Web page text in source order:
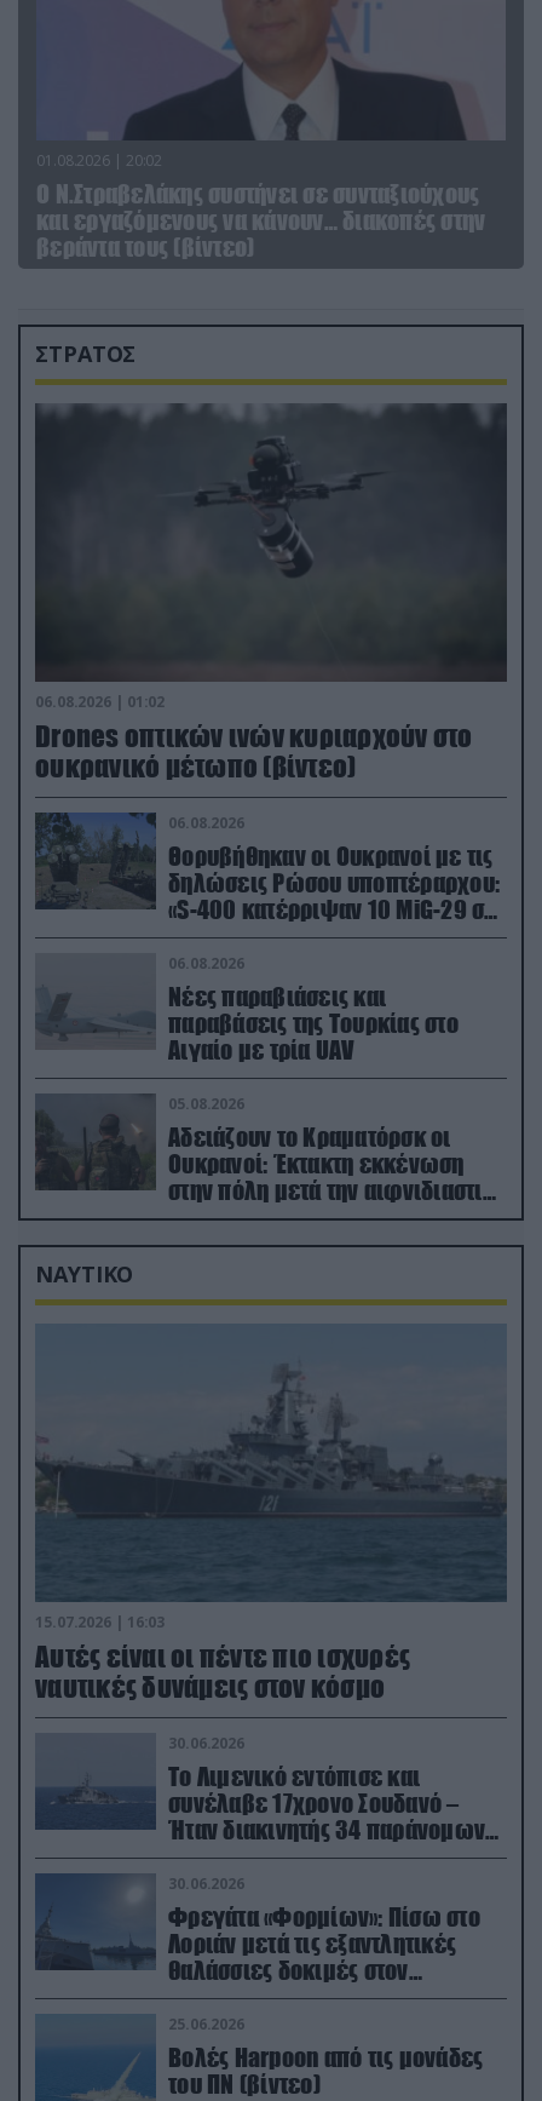
01.08.2026 | 20:02
Ο Ν.Στραβελάκης συστήνει σε συνταξιούχους
και εργαζόμενους να κάνουν… διακοπές στην
βεράντα τους (βίντεο)
ΣΤΡΑΤΟΣ
06.08.2026 | 01:02
Drones οπτικών ινών κυριαρχούν στο
ουκρανικό μέτωπο (βίντεο)
06.08.2026
Θορυβήθηκαν οι Ουκρανοί με τις
δηλώσεις Ρώσου υποπτέραρχου:
«S-400 κατέρριψαν 10 MiG-29 σε
μόλις μια μέρα!»
06.08.2026
Νέες παραβιάσεις και
παραβάσεις της Τουρκίας στο
Αιγαίο με τρία UAV
05.08.2026
Αδειάζουν το Κραματόρσκ οι
Ουκρανοί: Έκτακτη εκκένωση
στην πόλη μετά την αιφνιδιαστική
προώθηση των Ρώσων (βίντεο)
ΝΑΥΤΙΚΟ
15.07.2026 | 16:03
Aυτές είναι οι πέντε πιο ισχυρές
ναυτικές δυνάμεις στον κόσμο
30.06.2026
Το Λιμενικό εντόπισε και
συνέλαβε 17χρονο Σουδανό –
Ήταν διακινητής 34 παράνομων
μεταναστών
30.06.2026
Φρεγάτα «Φορμίων»: Πίσω στο
Λοριάν μετά τις εξαντλητικές
θαλάσσιες δοκιμές στον
απαιτητικό Βισκαϊκό
25.06.2026
Βολές Harpoon από τις μονάδες
του ΠΝ (βίντεο)